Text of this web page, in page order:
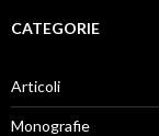
CATEGORIE
Articoli
Monografie